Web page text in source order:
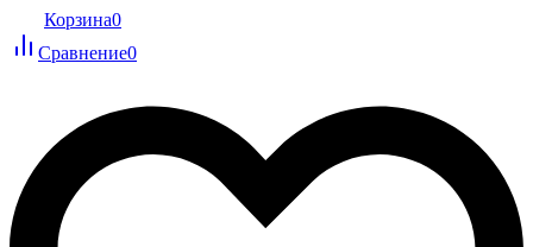
Корзина0
Сравнение0